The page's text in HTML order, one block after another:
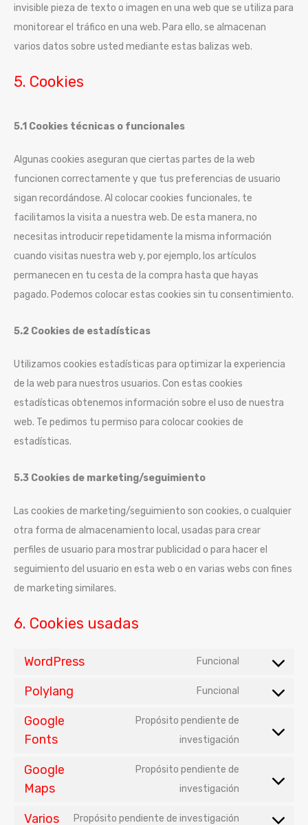
invisible pieza de texto o imagen en una web que se utiliza para
monitorear el tráfico en una web. Para ello, se almacenan
varios datos sobre usted mediante estas balizas web.
5. Cookies
5.1 Cookies técnicas o funcionales
Algunas cookies aseguran que ciertas partes de la web
funcionen correctamente y que tus preferencias de usuario
sigan recordándose. Al colocar cookies funcionales, te
facilitamos la visita a nuestra web. De esta manera, no
necesitas introducir repetidamente la misma información
cuando visitas nuestra web y, por ejemplo, los artículos
permanecen en tu cesta de la compra hasta que hayas
pagado. Podemos colocar estas cookies sin tu consentimiento.
5.2 Cookies de estadísticas
Utilizamos cookies estadísticas para optimizar la experiencia
de la web para nuestros usuarios. Con estas cookies
estadísticas obtenemos información sobre el uso de nuestra
web. Te pedimos tu permiso para colocar cookies de
estadísticas.
5.3 Cookies de marketing/seguimiento
Las cookies de marketing/seguimiento son cookies, o cualquier
otra forma de almacenamiento local, usadas para crear
perfiles de usuario para mostrar publicidad o para hacer el
seguimiento del usuario en esta web o en varias webs con fines
de marketing similares.
6. Cookies usadas
WordPress Funcional
Polylang Funcional
Google
Fonts
Propósito pendiente de
investigación
Google
Maps
Propósito pendiente de
investigación
Varios Propósito pendiente de investigación